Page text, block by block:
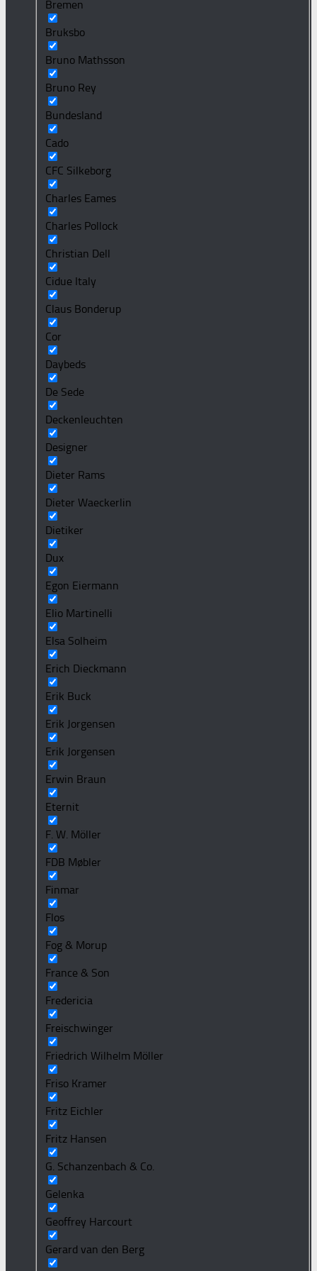
Bremen
Bruksbo
Bruno Mathsson
Bruno Rey
Bundesland
Cado
CFC Silkeborg
Charles Eames
Charles Pollock
Christian Dell
Cidue Italy
Claus Bonderup
Cor
Daybeds
De Sede
Deckenleuchten
Designer
Dieter Rams
Dieter Waeckerlin
Dietiker
Dux
Egon Eiermann
Elio Martinelli
Elsa Solheim
Erich Dieckmann
Erik Buck
Erik Jorgensen
Erik Jorgensen
Erwin Braun
Eternit
F. W. Möller
FDB Møbler
Finmar
Flos
Fog & Morup
France & Son
Fredericia
Freischwinger
Friedrich Wilhelm Möller
Friso Kramer
Fritz Eichler
Fritz Hansen
G. Schanzenbach & Co.
Gelenka
Geoffrey Harcourt
Gerard van den Berg